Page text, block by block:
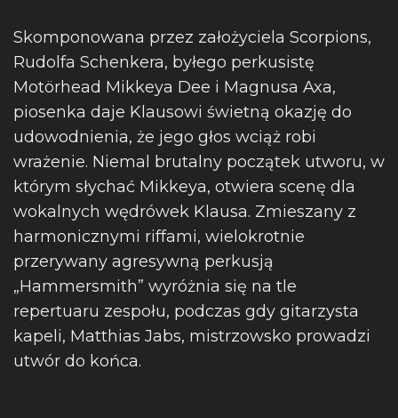
Skomponowana przez założyciela Scorpions,
Rudolfa Schenkera, byłego perkusistę
Motörhead Mikkeya Dee i Magnusa Axa,
piosenka daje Klausowi świetną okazję do
udowodnienia, że ​​jego głos wciąż robi
wrażenie. Niemal brutalny początek utworu, w
którym słychać Mikkeya, otwiera scenę dla
wokalnych wędrówek Klausa. Zmieszany z
harmonicznymi riffami, wielokrotnie
przerywany agresywną perkusją
„Hammersmith” wyróżnia się na tle
repertuaru zespołu, podczas gdy gitarzysta
kapeli, Matthias Jabs, mistrzowsko prowadzi
utwór do końca.